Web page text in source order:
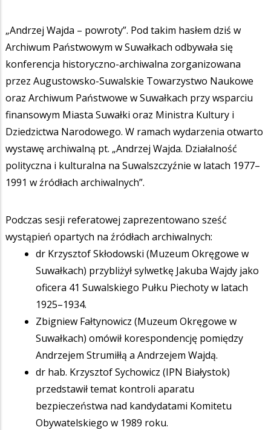
„Andrzej Wajda – powroty”. Pod takim hasłem dziś w
Archiwum Państwowym w Suwałkach odbywała się
konferencja historyczno-archiwalna zorganizowana
przez Augustowsko-Suwalskie Towarzystwo Naukowe
oraz Archiwum Państwowe w Suwałkach przy wsparciu
finansowym Miasta Suwałki oraz Ministra Kultury i
Dziedzictwa Narodowego. W ramach wydarzenia otwarto
wystawę archiwalną pt. „Andrzej Wajda. Działalność
polityczna i kulturalna na Suwalszczyźnie w latach 1977–
1991 w źródłach archiwalnych”.
Podczas sesji referatowej zaprezentowano sześć
wystąpień opartych na źródłach archiwalnych:
dr Krzysztof Skłodowski (Muzeum Okręgowe w
Suwałkach) przybliżył sylwetkę Jakuba Wajdy jako
oficera 41 Suwalskiego Pułku Piechoty w latach
1925–1934.
Zbigniew Fałtynowicz (Muzeum Okręgowe w
Suwałkach) omówił korespondencję pomiędzy
Andrzejem Strumiłłą a Andrzejem Wajdą.
dr hab. Krzysztof Sychowicz (IPN Białystok)
przedstawił temat kontroli aparatu
bezpieczeństwa nad kandydatami Komitetu
Obywatelskiego w 1989 roku.